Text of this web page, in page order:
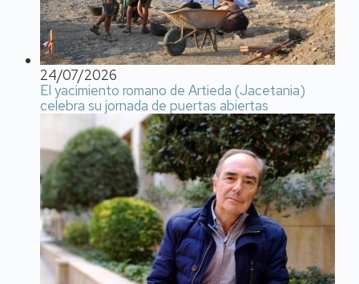
24/07/2026
El yacimiento romano de Artieda (Jacetania)
celebra su jornada de puertas abiertas